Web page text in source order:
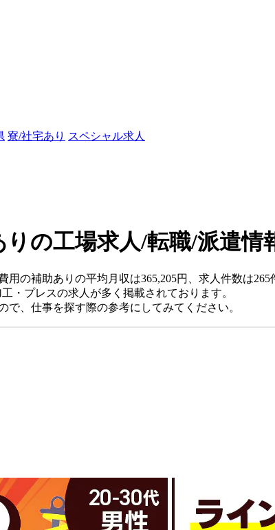
寮/社宅あり スペシャル求人
の工場求人/転職/派遣情
の補助ありの平均月収は365,205円、求人件数は265
・プレスの求人が多く掲載されております。
、仕事を探す際の参考にしてみてください。